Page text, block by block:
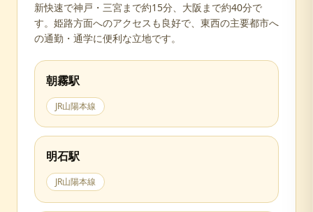
新快速で神戸・三宮まで約15分、大阪まで約40分で
す。姫路方面へのアクセスも良好で、東西の主要都市へ
の通勤・通学に便利な立地です。
朝霧駅
JR山陽本線
明石駅
JR山陽本線